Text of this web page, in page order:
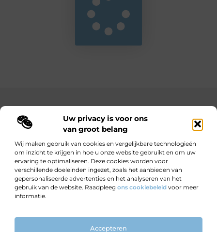
Uw privacy is voor ons
van groot belang
Wij maken gebruik van cookies en vergelijkbare technologieën
om inzicht te krijgen in hoe u onze website gebruikt en om uw
ervaring te optimaliseren. Deze cookies worden voor
verschillende doeleinden ingezet, zoals het aanbieden van
gepersonaliseerde advertenties en het analyseren van het
gebruik van de website. Raadpleeg ons cookiebeleid voor meer
informatie.
Accepteren
Bekende Nederlanders
Wijzer worden door verhalen.
Motiverende en informatieve blogs voor nieuwsgierige lezers en
doeners.